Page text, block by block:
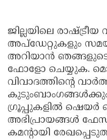
ജില്ലയിലെ
അപ്ഡേറ്റുകളും
അറിയാൻ
ഫോളോ ചെയ്യുക.
വിവാദത്തിന്റെ
ഗ്രൂപ്പുകളിൽ ഷെയർ
അഭിപ്രായങ്ങൾ
കമന്റായി